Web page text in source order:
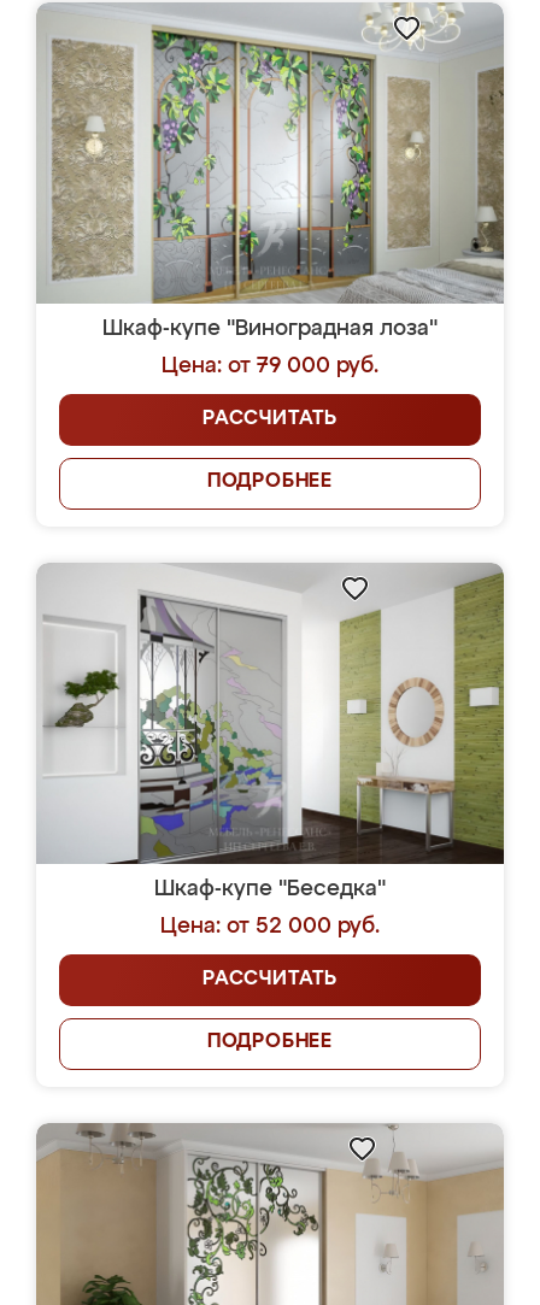
Шкаф-купе "Виноградная лоза"
Цена: от 79 000 руб.
РАССЧИТАТЬ
ПОДРОБНЕЕ
Шкаф-купе "Беседка"
Цена: от 52 000 руб.
РАССЧИТАТЬ
ПОДРОБНЕЕ